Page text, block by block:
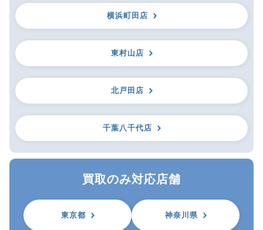
横浜町田店
東村山店
北戸田店
千葉八千代店
買取のみ対応店舗
東京都 神奈川県